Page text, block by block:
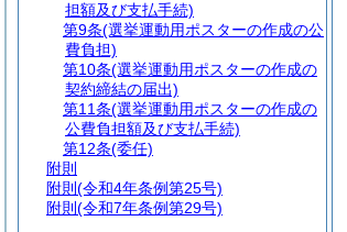
担額及び支払手続)
第9条(選挙運動用ポスターの作成の公
費負担)
第10条(選挙運動用ポスターの作成の
契約締結の届出)
第11条(選挙運動用ポスターの作成の
公費負担額及び支払手続)
第12条(委任)
附則
附則 (令和4年条例第25号)
附則 (令和7年条例第29号)